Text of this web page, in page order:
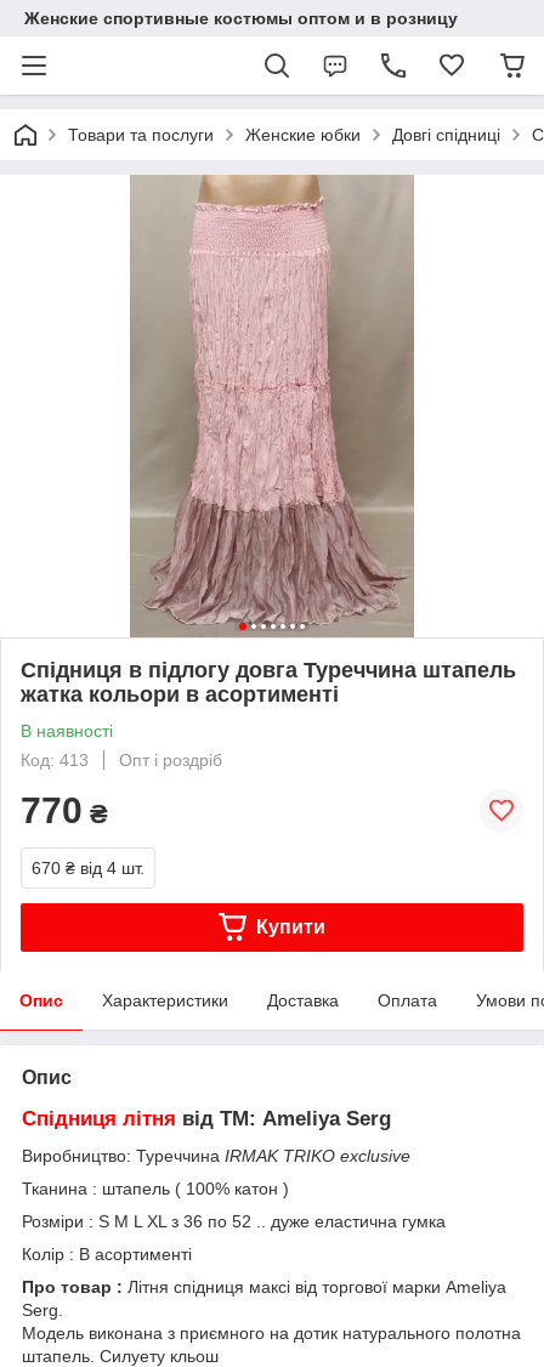
Женские спортивные костюмы оптом и в розницу
Товари та послуги Женские юбки Довгі спідниці
Спідниця в підлогу довга Туреччина штапель
жатка кольори в асортименті
В наявності
Код: 413
Опт і роздріб
770 ₴
670 ₴ від 4 шт.
Купити
Опис Характеристики Доставка Оплата Умови
Опис
Спідниця літня від ТМ: Ameliya Serg
Виробництво: Туреччина IRMAK TRIKO exclusive
Тканина : штапель ( 100% катон )
Розміри : S M L XL з 36 по 52 .. дуже еластична гумка
Колір : В асортименті
Про товар : Літня спідниця максі від торгової марки Ameliya
Serg.
Модель виконана з приємного на дотик натурального полотна
штапель. Силуету кльош